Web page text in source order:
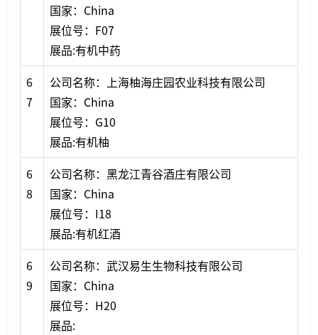
国家：China
展位号：F07
展品:有机中药
6
7
公司名称：上海柚海庄园农业科技有限公司
国家：China
展位号：G10
展品:有机柚
6
8
公司名称：黑龙江青谷酒庄有限公司
国家：China
展位号：I18
展品:有机红酒
6
9
公司名称：武汉易生生物科技有限公司
国家：China
展位号：H20
展品: